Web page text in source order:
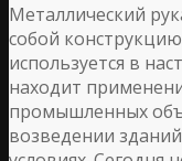
Металлический
собой
используется в
находит
промышленных
возведении